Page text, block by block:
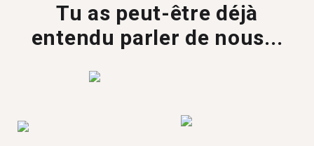
Tu as peut-être déjà
entendu parler de nous...